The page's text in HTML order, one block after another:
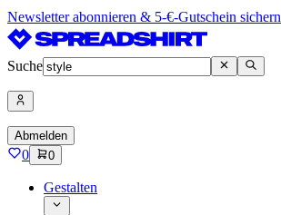
Newsletter abonnieren & 5-€-Gutschein sichern
Suche
Abmelden
0 0
Gestalten